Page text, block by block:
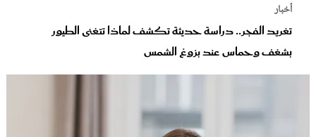
أخبار
تغريد الفجر.. دراسة حديثة تكشف لماذا تتغنى الطيور
بشغف وحماس عند بزوغ الشمس